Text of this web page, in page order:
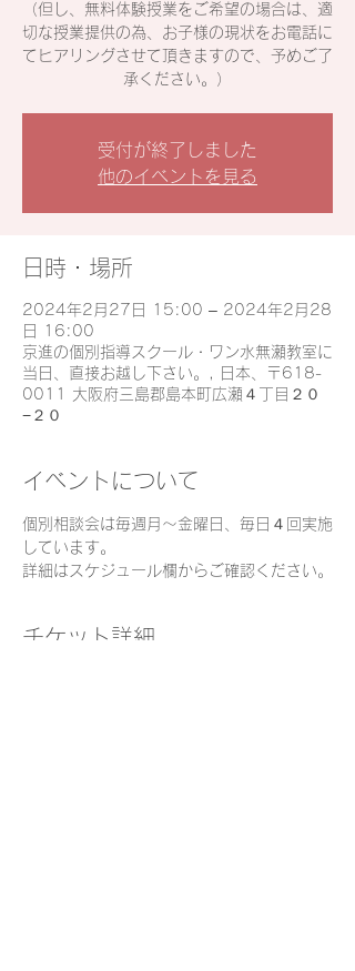
（但し、無料体験授業をご希望の場合は、適
切な授業提供の為、お子様の現状をお電話に
てヒアリングさせて頂きますので、予めご了
承ください。）
受付が終了しました
他のイベントを見る
日時・場所
2024年2月27日 15:00 – 2024年2月28
日 16:00
京進の個別指導スクール・ワン水無瀬教室に
当日、直接お越し下さい。, 日本、〒618-
0011 大阪府三島郡島本町広瀬４丁目２０
−２０
イベントについて
個別相談会は毎週月～金曜日、毎日４回実施
しています。
詳細はスケジュール欄からご確認ください。
チケット詳細